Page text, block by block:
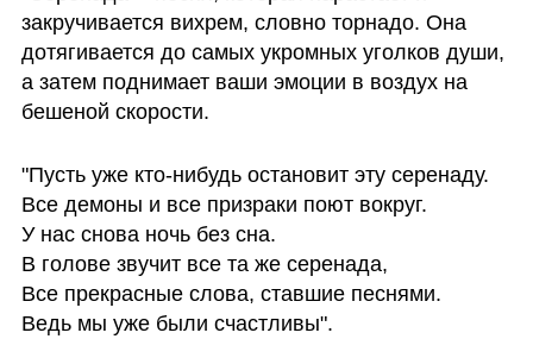
закручивается вихрем, словно торнадо. Она
дотягивается до самых укромных уголков души,
а затем поднимает ваши эмоции в воздух на
бешеной скорости.
"Пусть уже кто-нибудь остановит эту серенаду.
Все демоны и все призраки поют вокруг.
У нас снова ночь без сна.
В голове звучит все та же серенада,
Все прекрасные слова, ставшие песнями.
Ведь мы уже были счастливы".